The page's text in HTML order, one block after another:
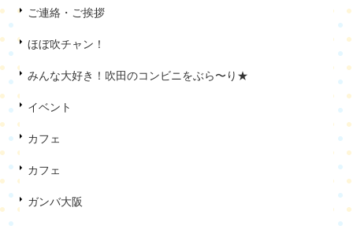
ご連絡・ご挨拶
ほぼ吹チャン！
みんな大好き！吹田のコンビニをぶら〜り★
イベント
カフェ
カフェ
ガンバ大阪